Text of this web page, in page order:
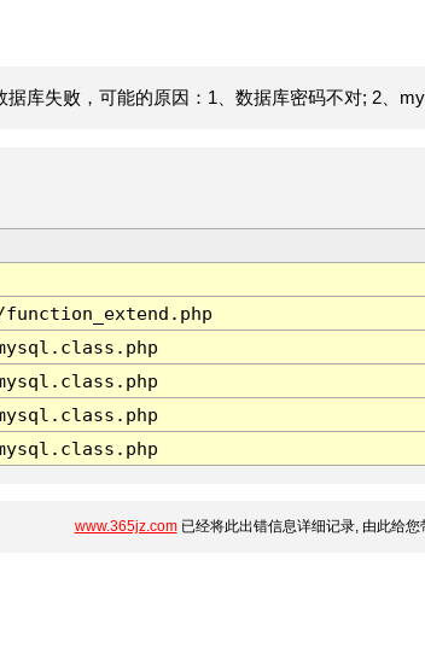
库失败，可能的原因：1、数据库密码不对; 2、
www.365jz.com已经将此出错信息详细记录, 由此给